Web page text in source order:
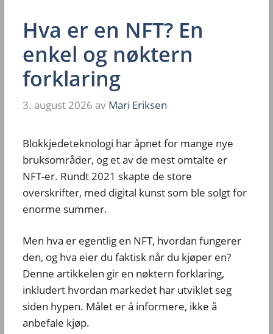
Hva er en NFT? En
enkel og nøktern
forklaring
3. august 2026 av Mari Eriksen
Blokkjedeteknologi har åpnet for mange nye
bruksområder, og et av de mest omtalte er
NFT-er. Rundt 2021 skapte de store
overskrifter, med digital kunst som ble solgt for
enorme summer.
Men hva er egentlig en NFT, hvordan fungerer
den, og hva eier du faktisk når du kjøper en?
Denne artikkelen gir en nøktern forklaring,
inkludert hvordan markedet har utviklet seg
siden hypen. Målet er å informere, ikke å
anbefale kjøp.